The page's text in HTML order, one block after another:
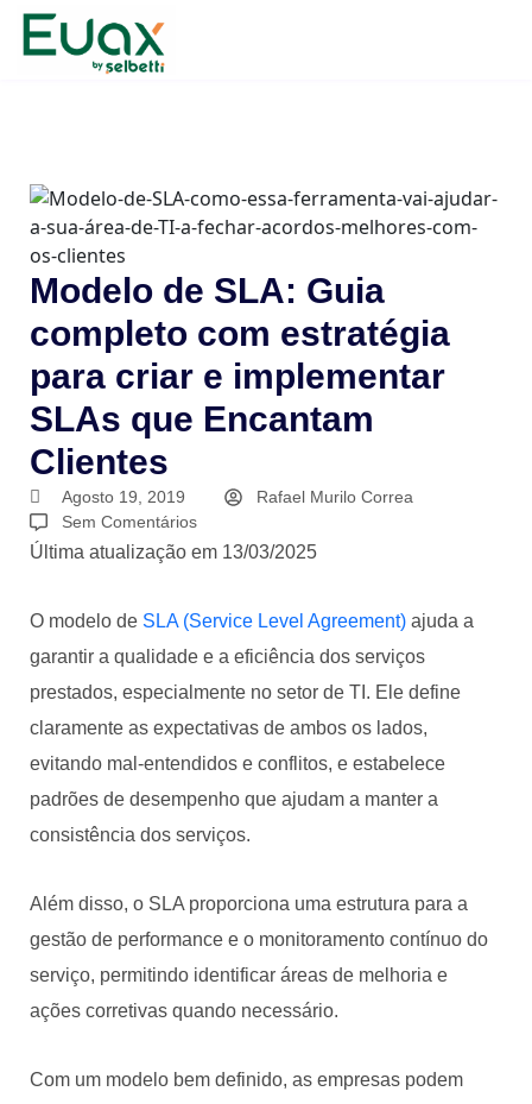
Modelo de SLA: Guia
completo com estratégia
para criar e implementar
SLAs que Encantam
Clientes
Agosto 19, 2019
Rafael Murilo Correa
Sem Comentários
Última atualização em 13/03/2025
O modelo de SLA (Service Level Agreement) ajuda a
garantir a qualidade e a eficiência dos serviços
prestados, especialmente no setor de TI. Ele define
claramente as expectativas de ambos os lados,
evitando mal-entendidos e conflitos, e estabelece
padrões de desempenho que ajudam a manter a
consistência dos serviços.
Além disso, o SLA proporciona uma estrutura para a
gestão de performance e o monitoramento contínuo do
serviço, permitindo identificar áreas de melhoria e
ações corretivas quando necessário.
Com um modelo bem definido, as empresas podem